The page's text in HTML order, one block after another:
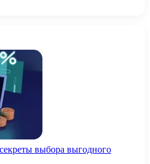
выбора выгодного